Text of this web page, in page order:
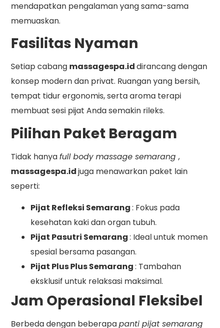
mendapatkan pengalaman yang sama-sama
memuaskan.
Fasilitas Nyaman
Setiap cabang massagespa.iddirancang dengan
konsep modern dan privat. Ruangan yang bersih,
tempat tidur ergonomis, serta aroma terapi
membuat sesi pijat Anda semakin rileks.
Pilihan Paket Beragam
Tidak hanyafull body massage semarang,
massagespa.idjuga menawarkan paket lain
seperti:
Pijat Refleksi Semarang: Fokus pada
kesehatan kaki dan organ tubuh.
Pijat Pasutri Semarang: Ideal untuk momen
spesial bersama pasangan.
Pijat Plus Plus Semarang: Tambahan
eksklusif untuk relaksasi maksimal.
Jam Operasional Fleksibel
Berbeda dengan beberapapanti pijat semarang